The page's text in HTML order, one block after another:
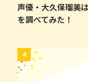
声優・大久保瑠美
を調べてみた！
4